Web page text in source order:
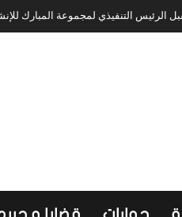
الرئيس التنفيذي لمجموعة المبارك